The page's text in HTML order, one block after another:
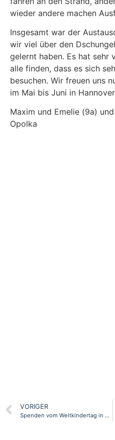
wieder andere machen
Insgesamt war der
wir viel über den
gelernt haben. Es hat sehr
alle finden, dass es sich
besuchen. Wir freuen uns
im Mai bis Juni in
Maxim und Emelie (9a)
Opolka
VORIGER
Spenden vom Weltkindertag in Ecuador angekommen